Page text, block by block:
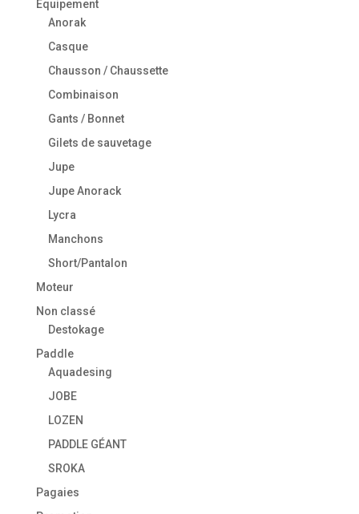
Equipement
Anorak
Casque
Chausson / Chaussette
Combinaison
Gants / Bonnet
Gilets de sauvetage
Jupe
Jupe Anorack
Lycra
Manchons
Short/Pantalon
Moteur
Non classé
Destokage
Paddle
Aquadesing
JOBE
LOZEN
PADDLE GÉANT
SROKA
Pagaies